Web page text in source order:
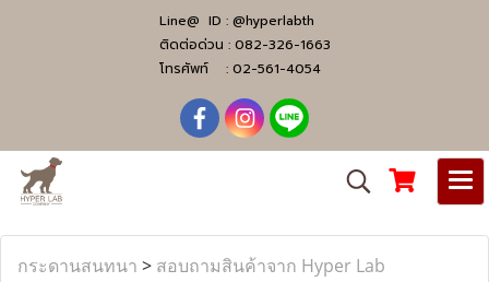
Line@ ID : @hyperlabth
ติดต่อด่วน : 082-326-1663
โทรศัพท์ : 02-561-4054
กระดานสนทนา > สอบถามสินค้าจาก Hyper Lab